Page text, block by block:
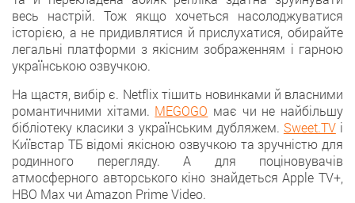
весь настрій. Тож якщо хочеться насолоджуватися
історією, а не придивлятися й прислухатися, обирайте
легальні платформи з якісним зображенням і гарною
українською озвучкою.
На щастя, вибір є. Netflix тішить новинками й власними
романтичними хітами. MEGOGO має чи не найбільшу
бібліотеку класики з українським дубляжем. Sweet.TVі
Київстар ТБ відомі якісною озвучкою та зручністю для
родинного перегляду. А для поціновувачів
атмосферного авторського кіно знайдеться Apple TV+,
HBO Max чи Amazon Prime Video.